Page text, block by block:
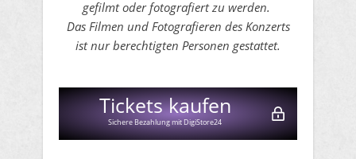
gefilmt oder fotografiert zu werden.
Das Filmen und Fotografieren des Konzerts
ist nur berechtigten Personen gestattet.
Tickets kaufen
Sichere Bezahlung mit DigiStore24